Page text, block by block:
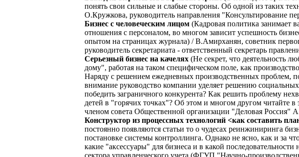
понять свои сильные и слабые стороны. Об одной из таких
О.Кружкова, руководитель направления
Бизнес с человеческим лицом (Кадровая политика занимает
отношения с персоналом, во многом зависит успешность
опытом на страницах журнала) / В.Амирханян, советник
руководитель секретариата - ответственный секретарь
Серьезный бизнес на качелях (Не секрет, что деятельность
дому", работая на таком специфическом поле, как
Наряду с решением ежедневных производственных проблем,
внимание руководство компании уделяет решению
победить заграничного конкурента? Как решить проблему
детей в "горячих точках"? Об этом и многом другом
членом совета Общественной организации "Деловая Россия"
Конструктор из процессных технологий <как составить
постоянно появляются статьи то о чудесах реинжиниринга
постановке системы контроллинга. Однако не ясно, как и за
какие "аксессуары" для бизнеса и в какой
сектора управленческого учета (ФГУП "Научно-